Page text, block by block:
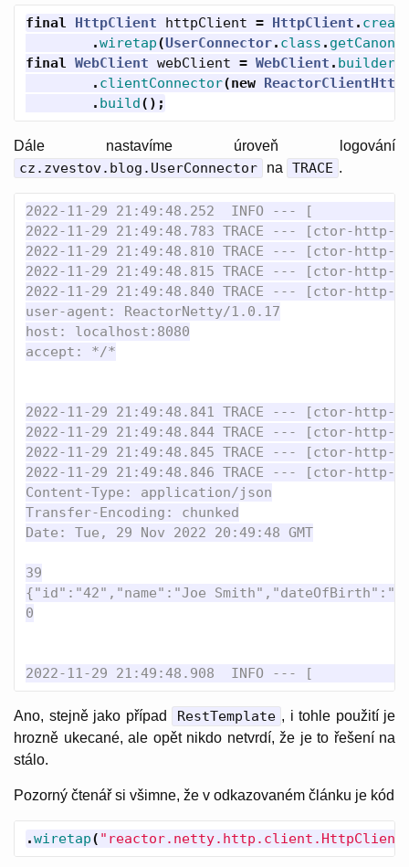
final HttpClient httpClient = HttpClient .
.wiretap(UserConnector. class .
final WebClient webClient = WebClient . builder
. clientConnector(new
. build();
Dále nastavíme úroveň logování
cz.zvestov.blog.UserConnector na TRACE .
2022-11-29 21:49:48.252  INFO --- [
2022-11-29 21:49:48.783 TRACE --- [ctor-http-
2022-11-29 21:49:48.810 TRACE --- [ctor-http-
2022-11-29 21:49:48.815 TRACE --- [ctor-
2022-11-29 21:49:48.840 TRACE --- [ctor-http-
user-agent: ReactorNetty/1.0.17
host: localhost:8080
accept: */*
2022-11-29 21:49:48.841 TRACE --- [ctor-
2022-11-29 21:49:48.844 TRACE --- [ctor-
2022-11-29 21:49:48.845 TRACE --- [ctor-
2022-11-29 21:49:48.846 TRACE --- [ctor-http-
Content-Type: application/json
Transfer-Encoding: chunked
Date: Tue, 29 Nov 2022 20:49:48 GMT
39
{"id":"42","name":"Joe
0
Ano, stejně jako případ RestTemplate , i tohle použití je
hrozně ukecané, ale opět nikdo netvrdí, že je to řešení na
stálo.
Pozorný čtenář si všimne, že v odkazovaném článku je kód
.wiretap(